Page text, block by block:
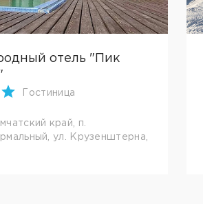
отель "Пик
Гостиница
край, п.
ул. Крузенштерна,